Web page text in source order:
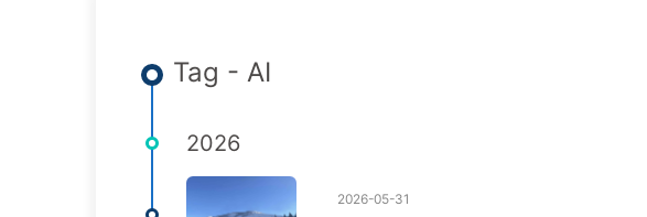
Tag - AI
2026
2026-05-31